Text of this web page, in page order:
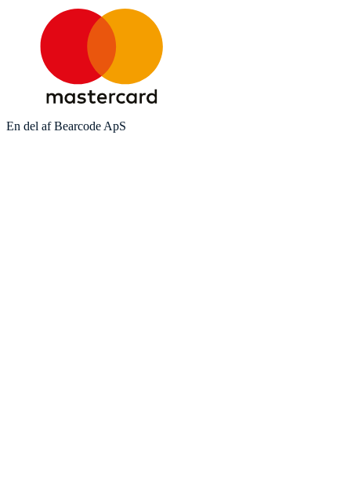
En del af Bearcode ApS